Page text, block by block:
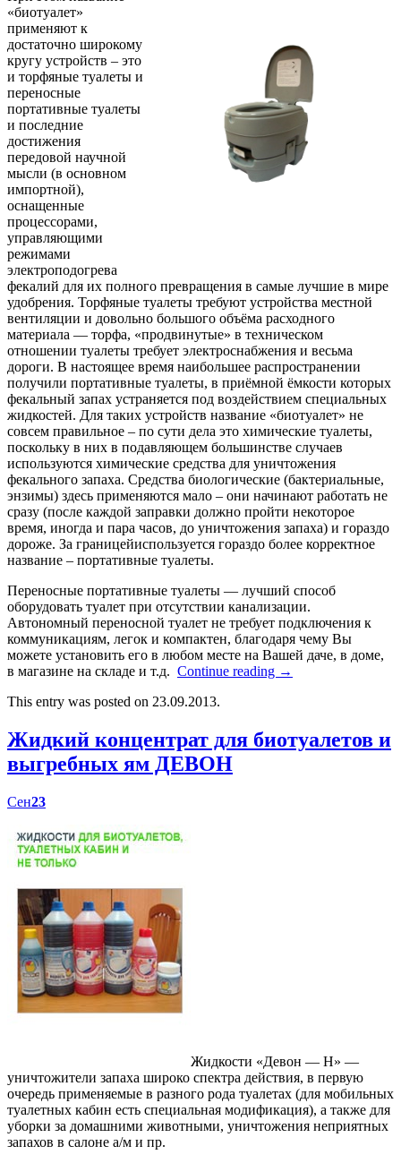
«биотуалет»
применяют к
достаточно широкому
кругу устройств – это
и торфяные туалеты и
переносные
портативные туалеты
и последние
достижения
передовой научной
мысли (в основном
импортной),
оснащенные
процессорами,
управляющими
режимами
электроподогрева
фекалий для их полного превращения в самые лучшие в мире
удобрения. Торфяные туалеты требуют устройства местной
вентиляции и довольно большого объёма расходного
материала — торфа, «продвинутые» в техническом
отношении туалеты требует электроснабжения и весьма
дороги. В настоящее время наибольшее распространении
получили портативные туалеты, в приёмной ёмкости которых
фекальный запах устраняется под воздействием специальных
жидкостей. Для таких устройств название «биотуалет» не
совсем правильное – по сути дела это химические туалеты,
поскольку в них в подавляющем большинстве случаев
используются химические средства для уничтожения
фекального запаха. Средства биологические (бактериальные,
энзимы) здесь применяются мало – они начинают работать не
сразу (после каждой заправки должно пройти некоторое
время, иногда и пара часов, до уничтожения запаха) и гораздо
дороже. За границейиспользуется гораздо более корректное
название – портативные туалеты.
Переносные портативные туалеты — лучший способ
оборудовать туалет при отсутствии канализации.
Автономный переносной туалет не требует подключения к
коммуникациям, легок и компактен, благодаря чему Вы
можете установить его в любом месте на Вашей даче, в доме,
в магазине на складе и т.д. Continue reading →
This entry was posted on 23.09.2013.
Жидкий концентрат для биотуалетов и
выгребных ям ДЕВОН
Сен23
Жидкости «Девон — Н» —
уничтожители запаха широко спектра действия, в первую
очередь применяемые в разного рода туалетах (для мобильных
туалетных кабин есть специальная модификация), а также для
уборки за домашними животными, уничтожения неприятных
запахов в салоне а/м и пр.